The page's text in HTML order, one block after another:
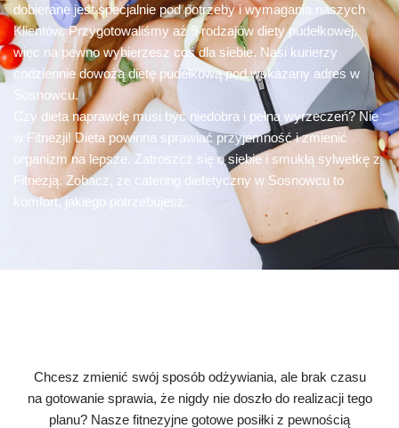
dobierane jest specjalnie pod potrzeby i wymagania naszych
Klientów. Przygotowaliśmy aż 9 rodzajów diety pudełkowej,
więc na pewno wybierzesz coś dla siebie. Nasi kurierzy
codziennie dowożą dietę pudełkową pod wskazany adres w
Sosnowcu.
Czy dieta naprawdę musi być niedobra i pełna wyrzeczeń? Nie
w Fitnezji! Dieta powinna sprawiać przyjemność i zmienić
organizm na lepsze. Zatroszcz się o siebie i smukłą sylwetkę z
Fitnezją. Zobacz, że catering dietetyczny w Sosnowcu to
komfort, jakiego potrzebujesz.
Chcesz zmienić swój sposób odżywiania, ale brak czasu
na gotowanie sprawia, że nigdy nie doszło do realizacji tego
planu? Nasze fitnezyjne gotowe posiłki z pewnością